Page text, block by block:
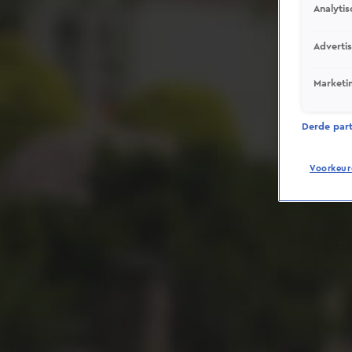
Derde